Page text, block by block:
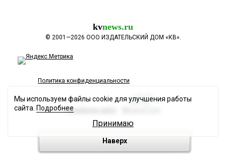
kvnews.ru
© 2001—2026 ООО ИЗДАТЕЛЬСКИЙ ДОМ «КВ».
Политика конфиденциальности
Разработка сайта
Наверх
Мы используем файлы cookie для улучшения работы
сайта. Подробнее
Принимаю